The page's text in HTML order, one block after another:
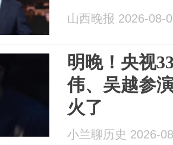
山西晚报 2026-08-
明晚！央视
伟、吴越参
火了
小兰聊历史 2026-